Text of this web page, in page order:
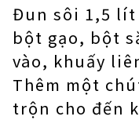
Đun sôi 1,5 lít
bột gạo, bột
vào, khuấy
Thêm một
trộn cho đến